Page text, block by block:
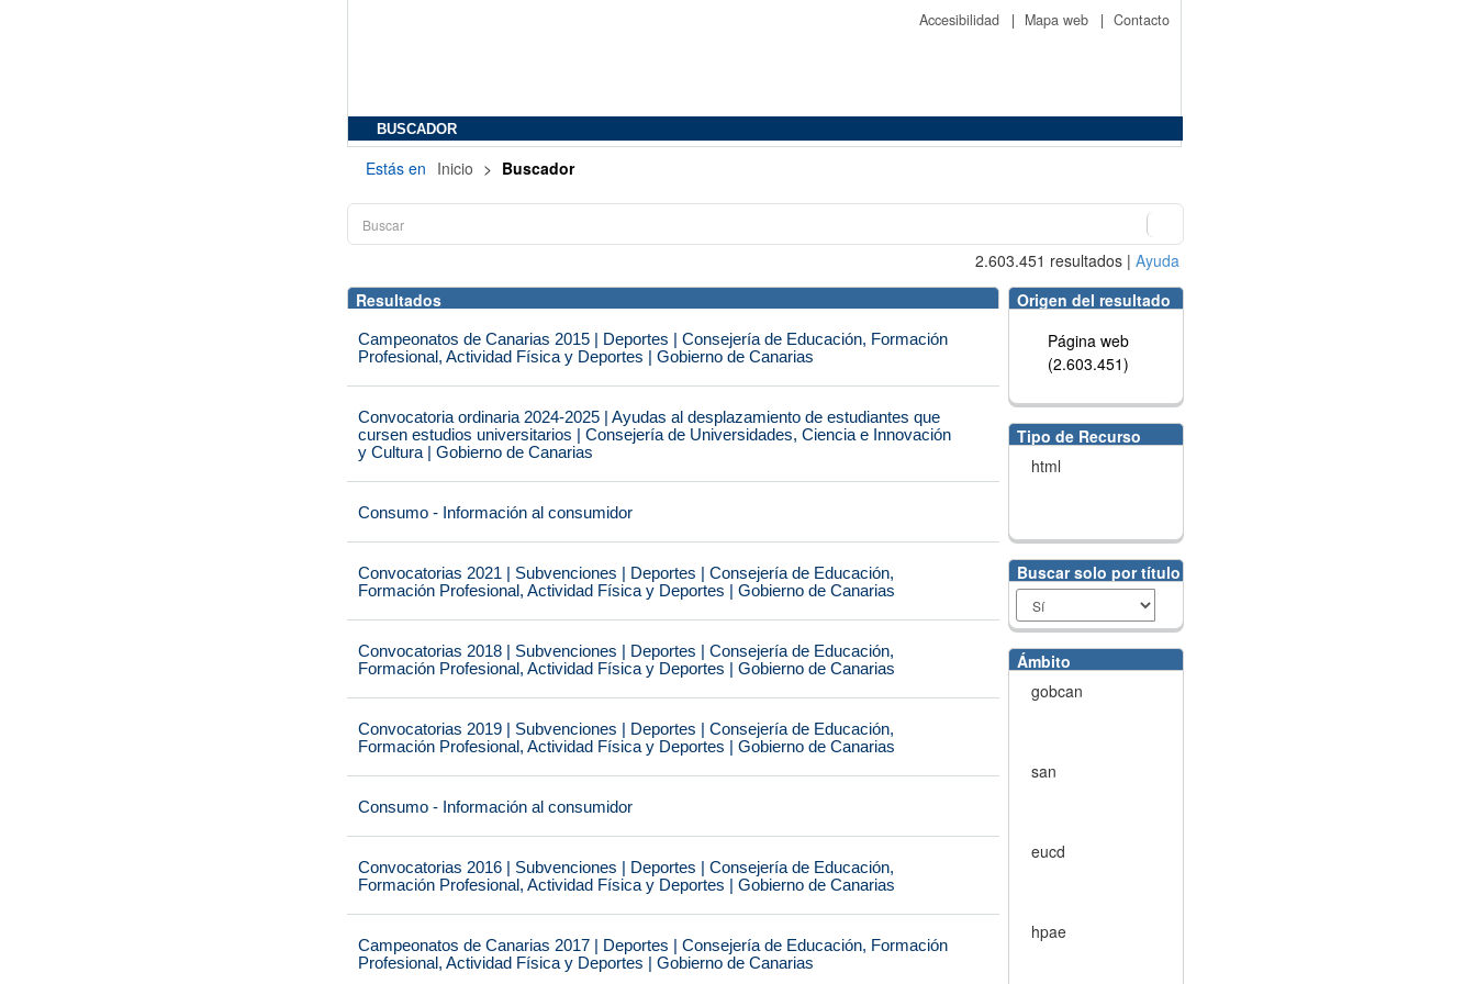
Accesibilidad | Mapa web | Contacto
BUSCADOR
Estás en Inicio > Buscador
2.603.451 resultados | Ayuda
Resultados
Campeonatos de Canarias 2015 | Deportes | Consejería de Educación, Formación
Profesional, Actividad Física y Deportes | Gobierno de Canarias
Convocatoria ordinaria 2024-2025 | Ayudas al desplazamiento de estudiantes que
cursen estudios universitarios | Consejería de Universidades, Ciencia e Innovación
y Cultura | Gobierno de Canarias
Consumo - Información al consumidor
Convocatorias 2021 | Subvenciones | Deportes | Consejería de Educación,
Formación Profesional, Actividad Física y Deportes | Gobierno de Canarias
Convocatorias 2018 | Subvenciones | Deportes | Consejería de Educación,
Formación Profesional, Actividad Física y Deportes | Gobierno de Canarias
Convocatorias 2019 | Subvenciones | Deportes | Consejería de Educación,
Formación Profesional, Actividad Física y Deportes | Gobierno de Canarias
Consumo - Información al consumidor
Convocatorias 2016 | Subvenciones | Deportes | Consejería de Educación,
Formación Profesional, Actividad Física y Deportes | Gobierno de Canarias
Campeonatos de Canarias 2017 | Deportes | Consejería de Educación, Formación
Profesional, Actividad Física y Deportes | Gobierno de Canarias
Origen del resultado
Página web
(2.603.451)
Tipo de Recurso
html
Buscar solo por título
Ámbito
gobcan
san
eucd
hpae